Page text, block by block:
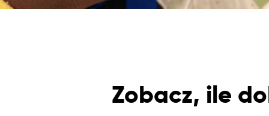
Zobacz, ile